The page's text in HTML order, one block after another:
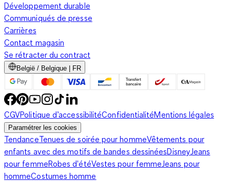
Développement durable
Communiqués de presse
Carrières
Contact magasin
Se rétracter du contract
België / Belgique | FR
CGVPolitique d’accessibilitéConfidentialitéMentions légales
Paramétrer les cookies
TendanceTenues de soirée pour hommeVêtements pour
enfants avec des motifs de bandes dessinéesDisneyJeans
pour femmeRobes d'étéVestes pour femmeJeans pour
hommeCostumes homme